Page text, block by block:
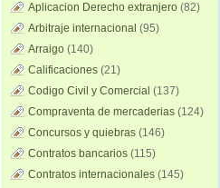
Aplicacion Derecho extranjero (82)
Arbitraje internacional (95)
Arraigo (140)
Calificaciones (21)
Codigo Civil y Comercial (137)
Compraventa de mercaderias (124)
Concursos y quiebras (146)
Contratos bancarios (115)
Contratos internacionales (145)